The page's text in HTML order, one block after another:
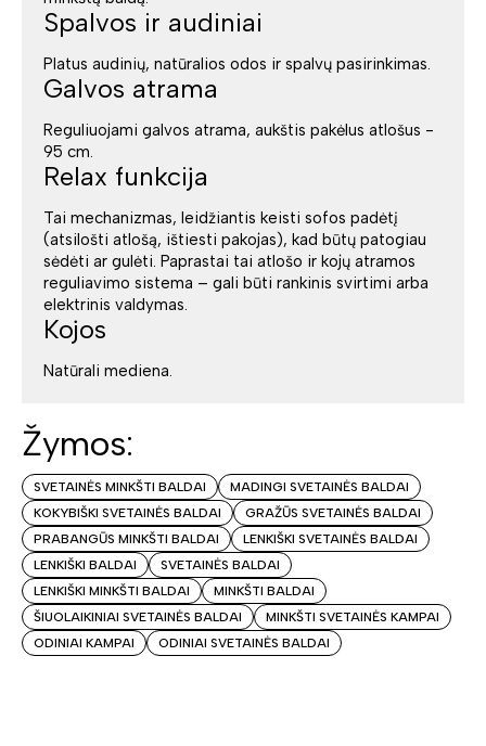
Spalvos ir audiniai
Platus audinių, natūralios odos ir spalvų pasirinkimas.
Galvos atrama
Reguliuojami galvos atrama, aukštis pakėlus atlošus -
95 cm.
Relax funkcija
Tai mechanizmas, leidžiantis keisti sofos padėtį
(atsilošti atlošą, ištiesti pakojas), kad būtų patogiau
sėdėti ar gulėti. Paprastai tai atlošo ir kojų atramos
reguliavimo sistema – gali būti rankinis svirtimi arba
elektrinis valdymas.
Kojos
Natūrali mediena.
Žymos:
SVETAINĖS MINKŠTI BALDAI
MADINGI SVETAINĖS BALDAI
KOKYBIŠKI SVETAINĖS BALDAI
GRAŽŪS SVETAINĖS BALDAI
PRABANGŪS MINKŠTI BALDAI
LENKIŠKI SVETAINĖS BALDAI
LENKIŠKI BALDAI
SVETAINĖS BALDAI
LENKIŠKI MINKŠTI BALDAI
MINKŠTI BALDAI
ŠIUOLAIKINIAI SVETAINĖS BALDAI
MINKŠTI SVETAINĖS KAMPAI
ODINIAI KAMPAI
ODINIAI SVETAINĖS BALDAI